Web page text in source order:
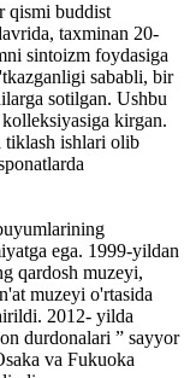
qismi buddist
taxminan 20-
sintoizm foydasiga
sababli, bir
sotilgan. Ushbu
kirgan.
tiklash ishlari olib
ega. 1999-yildan
qardosh muzeyi,
muzeyi o'rtasida
2012- yilda
durdonalari ” sayyor
va Fukuoka